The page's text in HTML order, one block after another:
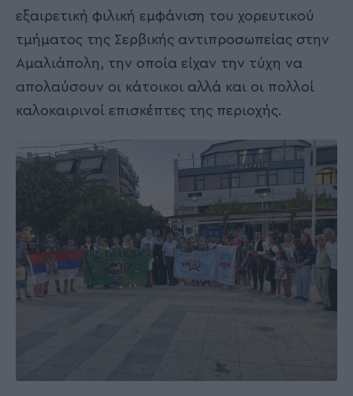
εξαιρετική φιλική εμφάνιση του χορευτικού
τμήματος της Σερβικής αντιπροσωπείας στην
Αμαλιάπολη, την οποία είχαν την τύχη να
απολαύσουν οι κάτοικοι αλλά και οι πολλοί
καλοκαιρινοί επισκέπτες της περιοχής.